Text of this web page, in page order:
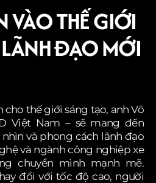
VÀO THẾ GIỚI
LÃNH ĐẠO MỚI
cho thế giới sáng tạo, anh Võ
Việt Nam – sẽ mang đến
và phong cách lãnh đạo
và ngành công nghiệp xe
chuyển mình mạnh mẽ.
đổi với tốc độ cao, người